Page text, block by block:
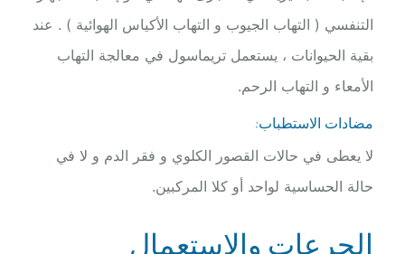
التنفسي ( التهاب الجيوب و التهاب الأكياس الهوائية ) . عند
بقية الحيوانات ، يستعمل تريماسول في معالجة التهاب
الأمعاء و التهاب الرحم.
مضادات الاستطباب:
لا يعطى في حالات القصور الكلوي و فقر الدم و لا في
حالة الحساسية لواحد أو كلا المركبين.